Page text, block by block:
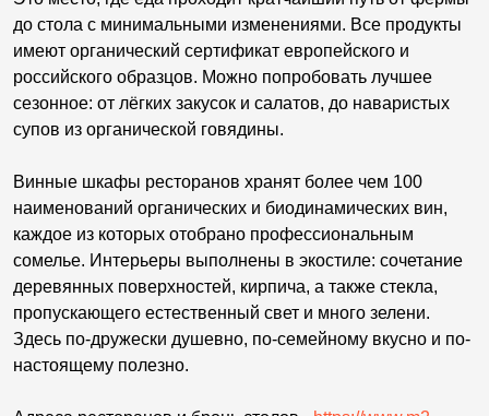
до стола с минимальными изменениями. Все продукты
имеют органический сертификат европейского и
российского образцов. Можно попробовать лучшее
сезонное: от лёгких закусок и салатов, до наваристых
супов из органической говядины.
Винные шкафы ресторанов хранят более чем 100
наименований органических и биодинамических вин,
каждое из которых отобрано профессиональным
сомелье. Интерьеры выполнены в экостиле: сочетание
деревянных поверхностей, кирпича, а также стекла,
пропускающего естественный свет и много зелени.
Здесь по-дружески душевно, по-семейному вкусно и по-
настоящему полезно.